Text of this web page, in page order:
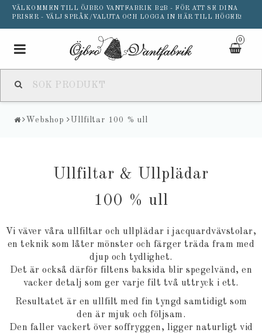
VÄLKOMMEN TILL ÖJBRO VANTFABRIK B2B - FÖR ATT SE DINA
PRISER - VÄLJ SPRÅK/VALUTA OCH LOGGA IN HÄR TILL HÖGER!
0
Toggle
Webshop Ullfiltar 100 % ull
Ullfiltar & Ullplädar
100 % ull
Vi väver våra ullfiltar och ullplädar i jacquardvävstolar,
en teknik som låter mönster och färger träda fram med
djup och tydlighet.
Det är också därför filtens baksida blir spegelvänd, en
vacker detalj som ger varje filt två uttryck i ett.
Resultatet är en ullfilt med fin tyngd samtidigt som
den är mjuk och följsam.
Den faller vackert över soffryggen, ligger naturligt vid